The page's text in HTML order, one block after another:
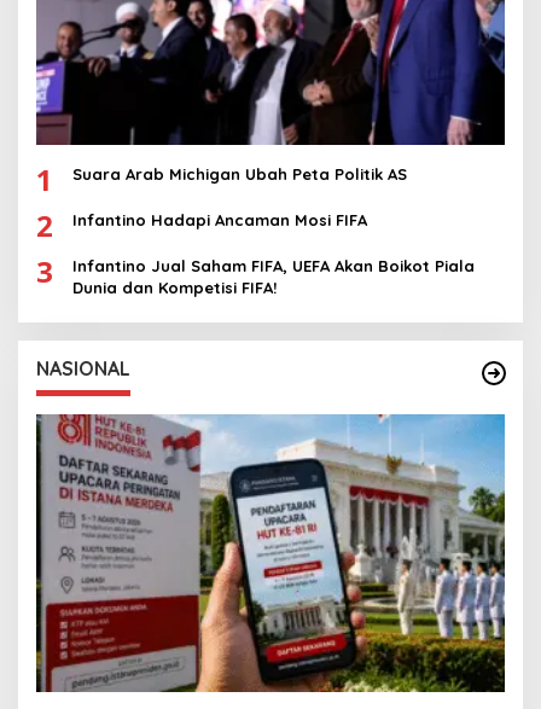
1 Suara Arab Michigan Ubah Peta Politik AS
2 Infantino Hadapi Ancaman Mosi FIFA
3
Infantino Jual Saham FIFA, UEFA Akan Boikot Piala
Dunia dan Kompetisi FIFA!
NASIONAL